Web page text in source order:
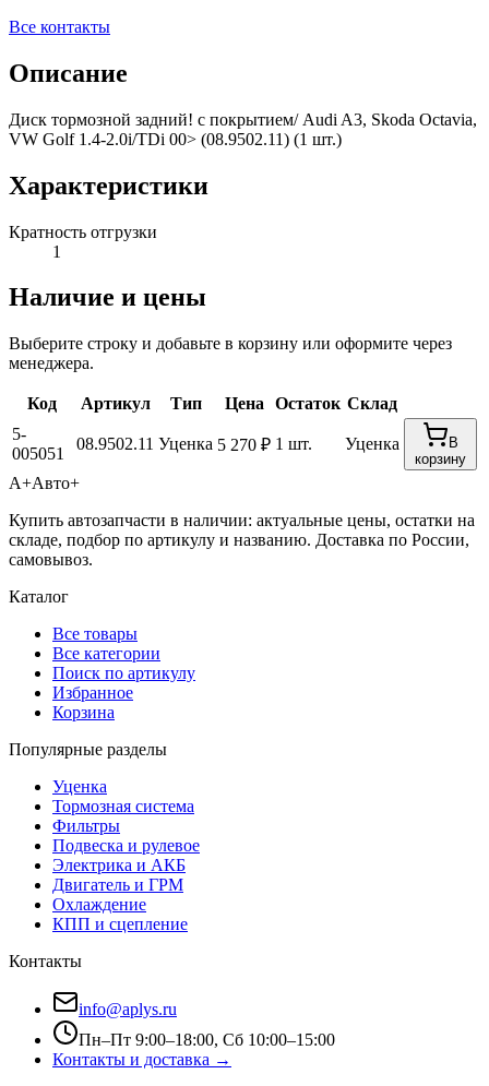
Все контакты
Описание
Диск тормозной задний! с покрытием/ Audi A3, Skoda Octavia,
VW Golf 1.4-2.0i/TDi 00> (08.9502.11) (1 шт.)
Характеристики
Кратность отгрузки
1
Наличие и цены
Выберите строку и добавьте в корзину или оформите через
менеджера.
Код Артикул Тип Цена Остаток Склад
5-
005051
08.9502.11 Уценка 5 270 ₽ 1 шт. Уценка
В
корзину
А+Авто+
Купить автозапчасти в наличии: актуальные цены, остатки на
складе, подбор по артикулу и названию. Доставка по России,
самовывоз.
Каталог
Все товары
Все категории
Поиск по артикулу
Избранное
Корзина
Популярные разделы
Уценка
Тормозная система
Фильтры
Подвеска и рулевое
Электрика и АКБ
Двигатель и ГРМ
Охлаждение
КПП и сцепление
Контакты
info@aplys.ru
Пн–Пт 9:00–18:00, Сб 10:00–15:00
Контакты и доставка →